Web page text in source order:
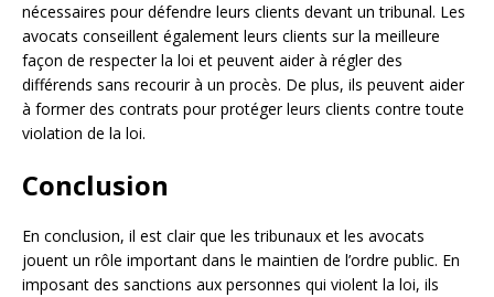
nécessaires pour défendre leurs clients devant un tribunal. Les
avocats conseillent également leurs clients sur la meilleure
façon de respecter la loi et peuvent aider à régler des
différends sans recourir à un procès. De plus, ils peuvent aider
à former des contrats pour protéger leurs clients contre toute
violation de la loi.
Conclusion
En conclusion, il est clair que les tribunaux et les avocats
jouent un rôle important dans le maintien de l’ordre public. En
imposant des sanctions aux personnes qui violent la loi, ils